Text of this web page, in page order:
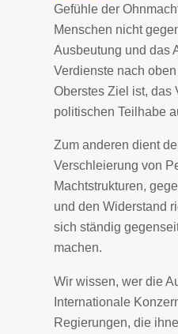
Gefühle der
Menschen nicht
Ausbeutung und das
Verdienste nach
Oberstes Ziel ist, das
politischen Teilhabe
Zum anderen dient
Verschleierung von
Machtstrukturen,
und den Widerstand
sich ständig
machen.
Wir wissen, wer die
Internationale
Regierungen, die